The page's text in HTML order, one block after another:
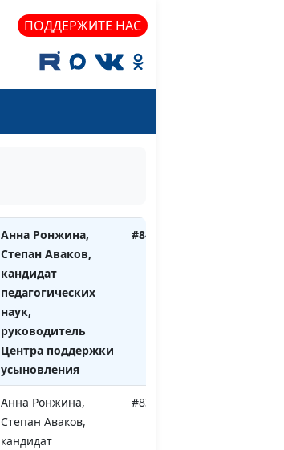
ПОДДЕРЖИТЕ НАС
наук, руководитель
Центра поддержки
усыновления
Анна Ронжина,
#841
Анна Ронжина,
Степан Аваков,
кандидат
педагогических
наук,
руководитель
Центра поддержки
усыновления
#840
Анна Ронжина,
Степан Аваков,
кандидат
#839